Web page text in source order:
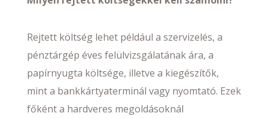
Rejtett költség lehet például a szervizelés, a
pénztárgép éves felülvizsgálatának ára, a
papírnyugta költsége, illetve a kiegészítők,
mint a bankkártyaterminál vagy nyomtató. Ezek
főként a hardveres megoldásoknál